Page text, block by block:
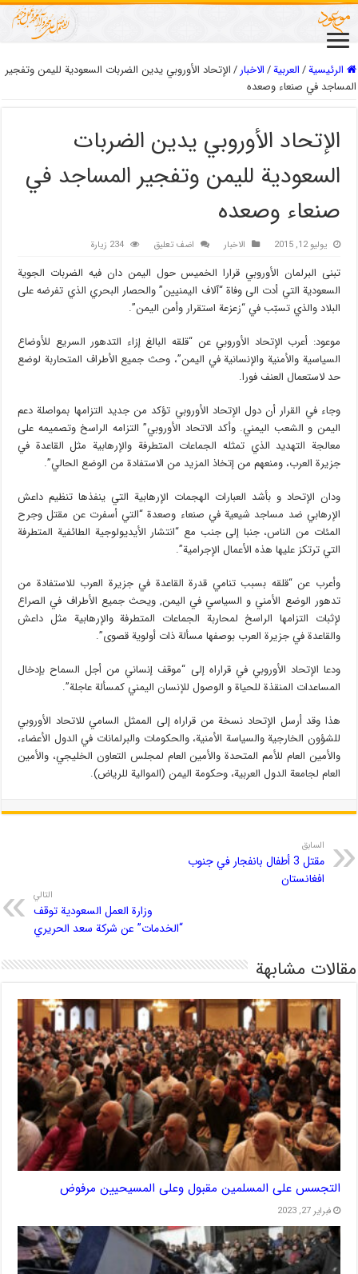
الرئيسية/العربیة/الاخبار/الإتحاد الأوروبي يدين الضربات السعودية لليمن وتفجير
المساجد في صنعاء وصعده
الإتحاد الأوروبي يدين الضربات
السعودية لليمن وتفجير المساجد في
صنعاء وصعده
يوليو 12, 2015 الاخبار اضف تعليق 234 زيارة
تبنى البرلمان الأوروبي قرارا الخميس حول اليمن دان فيه الضربات الجوية
السعودية التي أدت الى وفاة “آلاف اليمنيين” والحصار البحري الذي تفرضه على
البلاد والذي تسبّب في “زعزعة استقرار وأمن اليمن”.
موعود: أعرب الإتحاد الأوروبي عن “قلقه البالغ إزاء التدهور السريع للأوضاع
السياسية والأمنية والإنسانية في اليمن”، وحث جميع الأطراف المتحاربة لوضع
حد لاستعمال العنف فورا.
وجاء في القرار أن دول الإتحاد الأوروبي تؤكد من جديد التزامها بمواصلة دعم
اليمن و الشعب اليمني. وأكد الاتحاد الأوروبي” التزامه الراسخ وتصميمه على
معالجة التهديد الذي تمثله الجماعات المتطرفة والإرهابية مثل القاعدة في
جزيرة العرب، ومنعهم من إتخاذ المزيد من الاستفادة من الوضع الحالي”.
ودان الإتحاد و بأشد العبارات الهجمات الإرهابية التي ينفذها تنظيم داعش
الإرهابي ضد مساجد شيعية في صنعاء وصعدة “التي أسفرت عن مقتل وجرح
المئات من الناس، جنبا إلى جنب مع “انتشار الأيديولوجية الطائفية المتطرفة
التي ترتكز عليها هذه الأعمال الإجرامية”.
وأعرب عن “قلقه بسبب تنامي قدرة القاعدة في جزيرة العرب للاستفادة من
تدهور الوضع الأمني و السياسي في اليمن, ويحث جميع الأطراف في الصراع
لإثبات التزامها الراسخ لمحاربة الجماعات المتطرفة والإرهابية مثل داعش
والقاعدة في جزيرة العرب بوصفها مسألة ذات أولوية قصوى”.
ودعا الإتحاد الأوروبي في قراراه إلى “موقف إنساني من أجل السماح بإدخال
المساعدات المنقذة للحياة و الوصول للإنسان اليمني كمسألة عاجلة”.
هذا وقد أرسل الإتحاد نسخة من قراراه إلى الممثل السامي للاتحاد الأوروبي
للشؤون الخارجية والسياسة الأمنية، والحكومات والبرلمانات في الدول الأعضاء،
والأمين العام للأمم المتحدة والأمين العام لمجلس التعاون الخليجي، والأمين
العام لجامعة الدول العربية، وحكومة اليمن (الموالية للرياض).
السابق
مقتل 3 أطفال بانفجار في جنوب
افغانستان
التالي
وزارة العمل السعودية توقف
“الخدمات” عن شركة سعد الحريري
مقالات مشابهة
التجسس على المسلمين مقبول وعلى المسيحيين مرفوض
فبراير 27, 2023